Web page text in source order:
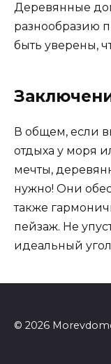
Деревянные
разнообразию
быть уверены,
В общем, если
отдыха у моря
мечты,
нужно! Они
также
пейзаж. Не
идеальный
© 2026